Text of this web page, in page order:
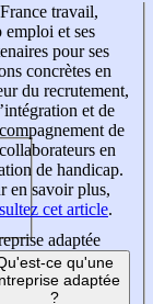
travail,
emploi et ses
pour ses
concrètes en
du recrutement,
et de
de
en
de handicap.
en savoir plus,
cet article.
adaptée
ce qu'une
adaptée
?